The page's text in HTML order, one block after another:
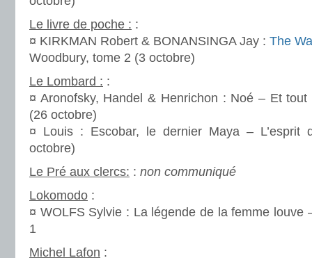
Le livre de poche : :
¤ KIRKMAN Robert & BONANSINGA Jay : The
Woodbury, tome 2 (3 octobre)
Le Lombard : :
¤ Aronofsky, Handel & Henrichon : Noé – Et
(26 octobre)
¤ Louis : Escobar, le dernier Maya –
octobre)
Le Pré aux clercs: : non communiqué
Lokomodo :
¤ WOLFS Sylvie : La légende de la femme louve
1
Michel Lafon :